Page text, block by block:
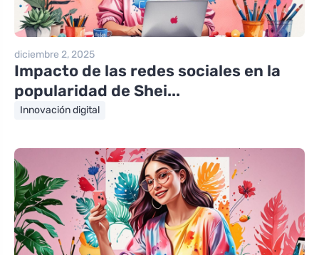
diciembre 2, 2025
Impacto de las redes sociales en la
popularidad de Shei...
Innovación digital